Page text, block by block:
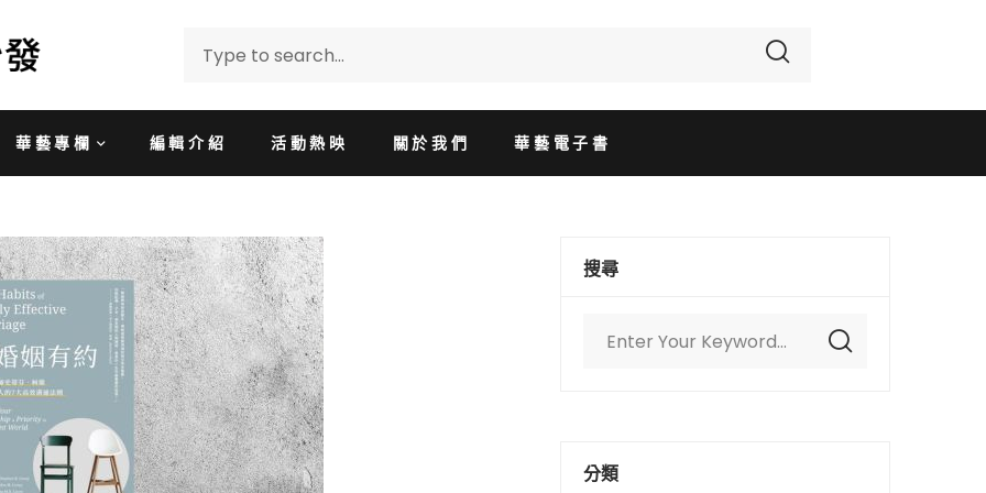
華藝專欄 編輯介紹 活動熱映 關於我們 華藝電子書
搜尋
分類